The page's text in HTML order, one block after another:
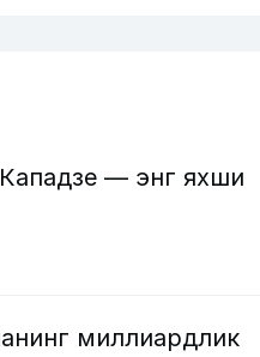
— энг яхши
миллиардлик